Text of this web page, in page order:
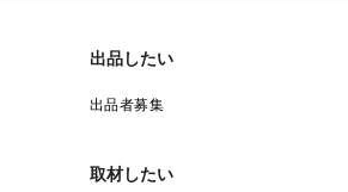
出品したい
出品者募集
取材したい